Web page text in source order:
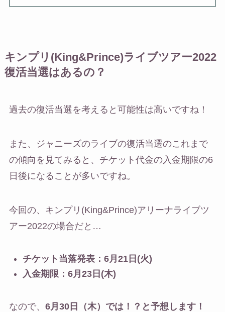
キンプリ(King&Prince)ライブツアー2022
復活当選はあるの？
過去の復活当選を考えると可能性は高いですね！
また、ジャニーズのライブの復活当選のこれまで
の傾向を見てみると、チケット代金の入金期限の6
日後になることが多いですね。
今回の、キンプリ(King&Prince)アリーナライブツ
アー2022の場合だと…
チケット当落発表：6月21日(火)
入金期限：6月23日(木)
なので、 6月30日（木）では！？と予想します！